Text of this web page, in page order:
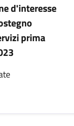
d'interesse
prima